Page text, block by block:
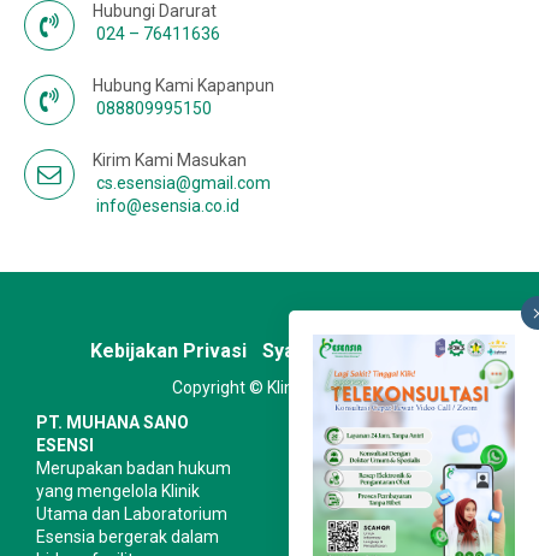
Hubungi Darurat
024 – 76411636
Hubung Kami Kapanpun
088809995150
Kirim Kami Masukan
cs.esensia@gmail.com
info@esensia.co.id
Kebijakan Privasi Syarat & Ketentuan
Copyright © Klinik Esensia
PT. MUHANA SANO
ESENSI
Merupakan badan hukum
yang mengelola Klinik
Utama dan Laboratorium
Esensia bergerak dalam